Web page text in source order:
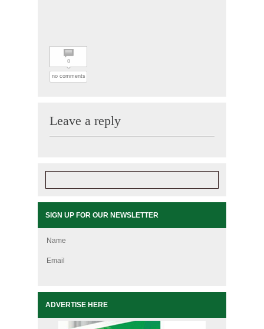
0
no comments
Leave a reply
SIGN UP FOR OUR NEWSLETTER
Name
Email
ADVERTISE HERE